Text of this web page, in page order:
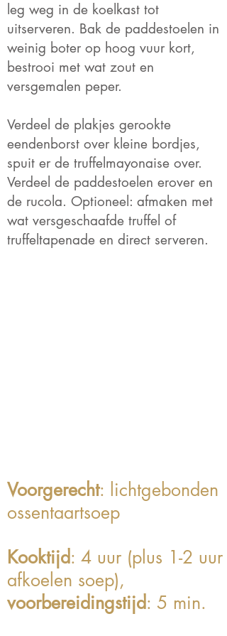
leg weg in de koelkast tot
uitserveren. Bak de paddestoelen in
weinig boter op hoog vuur kort,
bestrooi met wat zout en
versgemalen peper.
Verdeel de plakjes gerookte
eendenborst over kleine bordjes,
spuit er de truffelmayonaise over.
Verdeel de paddestoelen erover en
de rucola. Optioneel: afmaken met
wat versgeschaafde truffel of
truffeltapenade en direct serveren.
Voorgerecht: lichtgebonden
ossentaartsoep
Kooktijd: 4 uur (plus 1-2 uur
afkoelen soep),
voorbereidingstijd: 5 min.